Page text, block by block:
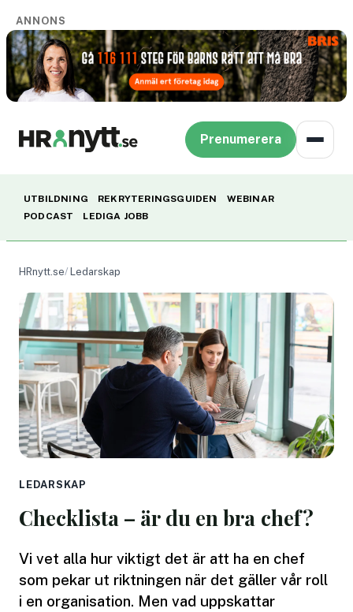
ANNONS
Prenumerera
UTBILDNING REKRYTERINGSGUIDEN
WEBINAR
PODCAST
LEDIGA JOBB
HRnytt.se Ledarskap
LEDARSKAP
Checklista – är du en bra chef?
Vi vet alla hur viktigt det är att ha en chef
som pekar ut riktningen när det gäller vår roll
i en organisation. Men vad uppskattar